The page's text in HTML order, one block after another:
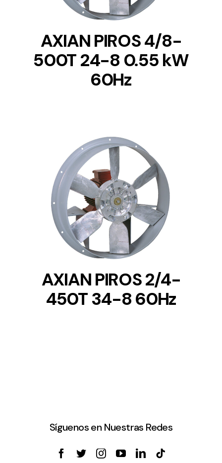
AXIAN PIROS 4/8-
500T 24-8 0.55 kW
60Hz
DETAILS
AXIAN PIROS 2/4-
450T 34-8 60Hz
Síguenos en Nuestras Redes